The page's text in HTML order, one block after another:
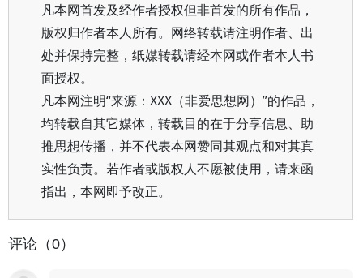
凡本网首发及经作者授权但非首发的所有作品，
版权归作者本人所有。网络转载请注明作者、出
处并保持完整，纸媒转载请经本网或作者本人书
面授权。
凡本网注明“来源：XXX（非爱思想网）”的作品，
均转载自其它媒体，转载目的在于分享信息、助
推思想传播，并不代表本网赞同其观点和对其真
实性负责。若作者或版权人不愿被使用，请来函
指出，本网即予改正。
评论（0）